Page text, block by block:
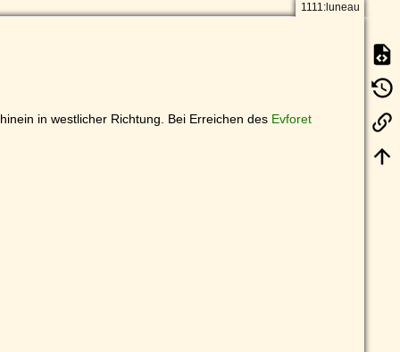
1111:luneau
hinein in westlicher Richtung. Bei Erreichen des Evforet